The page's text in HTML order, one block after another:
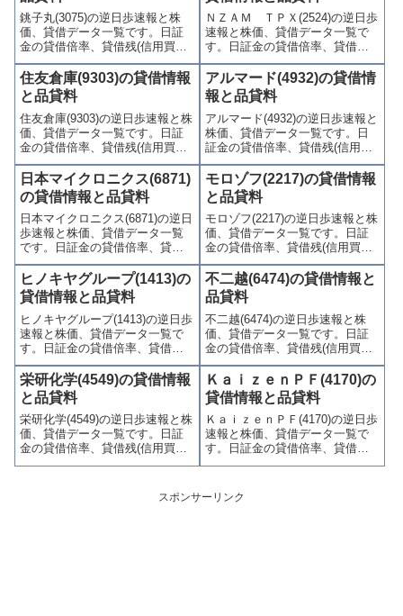
連情報を集計し、図解でわかり
やすくまとめて掲載していま
す。
り関連情報を集計し、図解でわ
かりやすくまとめて掲載してい
ます。
銚子丸(3075)の逆日歩速報と株
価、貸借データ一覧です。日証
金の貸借倍率、貸借残(信用買
残、信用売残)、品貸料(逆日
歩)、東証の週末残高、規制(注意
喚起・申込停止)など、空売り関
連情報を集計し、図解でわかり
やすくまとめて掲載していま
す。
ＮＺＡＭ ＴＰＸ(2524)の逆日歩
速報と株価、貸借データ一覧で
す。日証金の貸借倍率、貸借残
(信用買残、信用売残)、品貸料
(逆日歩)、東証の週末残高、規制
(注意喚起・申込停止)など、空売
り関連情報を集計し、図解でわ
かりやすくまとめて掲載してい
ます。
住友倉庫(9303)の貸借情報
と品貸料
住友倉庫(9303)の逆日歩速報と株
価、貸借データ一覧です。日証
金の貸借倍率、貸借残(信用買
残、信用売残)、品貸料(逆日
歩)、東証の週末残高、規制(注意
喚起・申込停止)など、空売り関
連情報を集計し、図解でわかり
やすくまとめて掲載していま
す。
アルマード(4932)の貸借情
報と品貸料
アルマード(4932)の逆日歩速報と
株価、貸借データ一覧です。日
証金の貸借倍率、貸借残(信用買
残、信用売残)、品貸料(逆日
歩)、東証の週末残高、規制(注意
喚起・申込停止)など、空売り関
連情報を集計し、図解でわかり
やすくまとめて掲載していま
す。
日本マイクロニクス(6871)
の貸借情報と品貸料
日本マイクロニクス(6871)の逆日
歩速報と株価、貸借データ一覧
です。日証金の貸借倍率、貸借
残(信用買残、信用売残)、品貸料
(逆日歩)、東証の週末残高、規制
(注意喚起・申込停止)など、空売
り関連情報を集計し、図解でわ
かりやすくまとめて掲載してい
ます。
モロゾフ(2217)の貸借情報
と品貸料
モロゾフ(2217)の逆日歩速報と株
価、貸借データ一覧です。日証
金の貸借倍率、貸借残(信用買
残、信用売残)、品貸料(逆日
歩)、東証の週末残高、規制(注意
喚起・申込停止)など、空売り関
連情報を集計し、図解でわかり
やすくまとめて掲載していま
す。
ヒノキヤグループ(1413)の
貸借情報と品貸料
ヒノキヤグループ(1413)の逆日歩
速報と株価、貸借データ一覧で
す。日証金の貸借倍率、貸借残
(信用買残、信用売残)、品貸料
(逆日歩)、東証の週末残高、規制
(注意喚起・申込停止)など、空売
り関連情報を集計し、図解でわ
かりやすくまとめて掲載してい
ます。
不二越(6474)の貸借情報と
品貸料
不二越(6474)の逆日歩速報と株
価、貸借データ一覧です。日証
金の貸借倍率、貸借残(信用買
残、信用売残)、品貸料(逆日
歩)、東証の週末残高、規制(注意
喚起・申込停止)など、空売り関
連情報を集計し、図解でわかり
やすくまとめて掲載していま
す。
栄研化学(4549)の貸借情報
と品貸料
栄研化学(4549)の逆日歩速報と株
価、貸借データ一覧です。日証
金の貸借倍率、貸借残(信用買
残、信用売残)、品貸料(逆日
喚起・申込停止)など、空売り関
連情報を集計し、図解でわかり
ＫａｉｚｅｎＰＦ(4170)の
貸借情報と品貸料
ＫａｉｚｅｎＰＦ(4170)の逆日歩
速報と株価、貸借データ一覧で
す。日証金の貸借倍率、貸借残
(信用買残、信用売残)、品貸料
(注意喚起・申込停止)など、空売
り関連情報を集計し、図解でわ
スポンサーリンク